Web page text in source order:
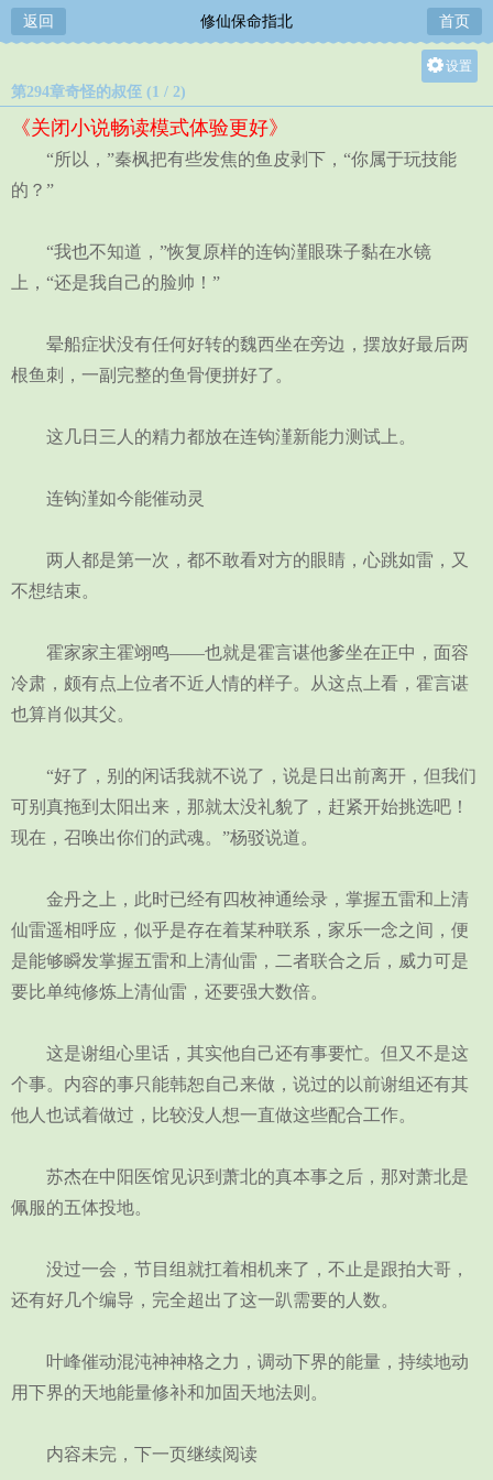
返回 修仙保命指北 首页
设置
中
第294章奇怪的叔侄 (1 / 2)
《关闭小说畅读模式体验更好》
“所以，”秦枫把有些发焦的鱼皮剥下，“你属于玩技能
的？”
“我也不知道，”恢复原样的连钩漌眼珠子黏在水镜
上，“还是我自己的脸帅！”
晕船症状没有任何好转的魏西坐在旁边，摆放好最后两
根鱼刺，一副完整的鱼骨便拼好了。
这几日三人的精力都放在连钩漌新能力测试上。
连钩漌如今能催动灵
两人都是第一次，都不敢看对方的眼睛，心跳如雷，又
不想结束。
霍家家主霍翊鸣——也就是霍言谌他爹坐在正中，面容
冷肃，颇有点上位者不近人情的样子。从这点上看，霍言谌
也算肖似其父。
“好了，别的闲话我就不说了，说是日出前离开，但我们
可别真拖到太阳出来，那就太没礼貌了，赶紧开始挑选吧！
现在，召唤出你们的武魂。”杨驳说道。
金丹之上，此时已经有四枚神通绘录，掌握五雷和上清
仙雷遥相呼应，似乎是存在着某种联系，家乐一念之间，便
是能够瞬发掌握五雷和上清仙雷，二者联合之后，威力可是
要比单纯修炼上清仙雷，还要强大数倍。
这是谢组心里话，其实他自己还有事要忙。但又不是这
个事。内容的事只能韩恕自己来做，说过的以前谢组还有其
他人也试着做过，比较没人想一直做这些配合工作。
苏杰在中阳医馆见识到萧北的真本事之后，那对萧北是
佩服的五体投地。
没过一会，节目组就扛着相机来了，不止是跟拍大哥，
还有好几个编导，完全超出了这一趴需要的人数。
叶峰催动混沌神神格之力，调动下界的能量，持续地动
用下界的天地能量修补和加固天地法则。
内容未完，下一页继续阅读